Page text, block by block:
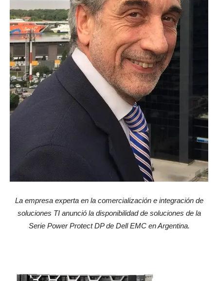
La empresa experta en la comercialización e integración de
soluciones TI anunció la disponibilidad de soluciones de la
Serie Power Protect DP de Dell EMC en Argentina.